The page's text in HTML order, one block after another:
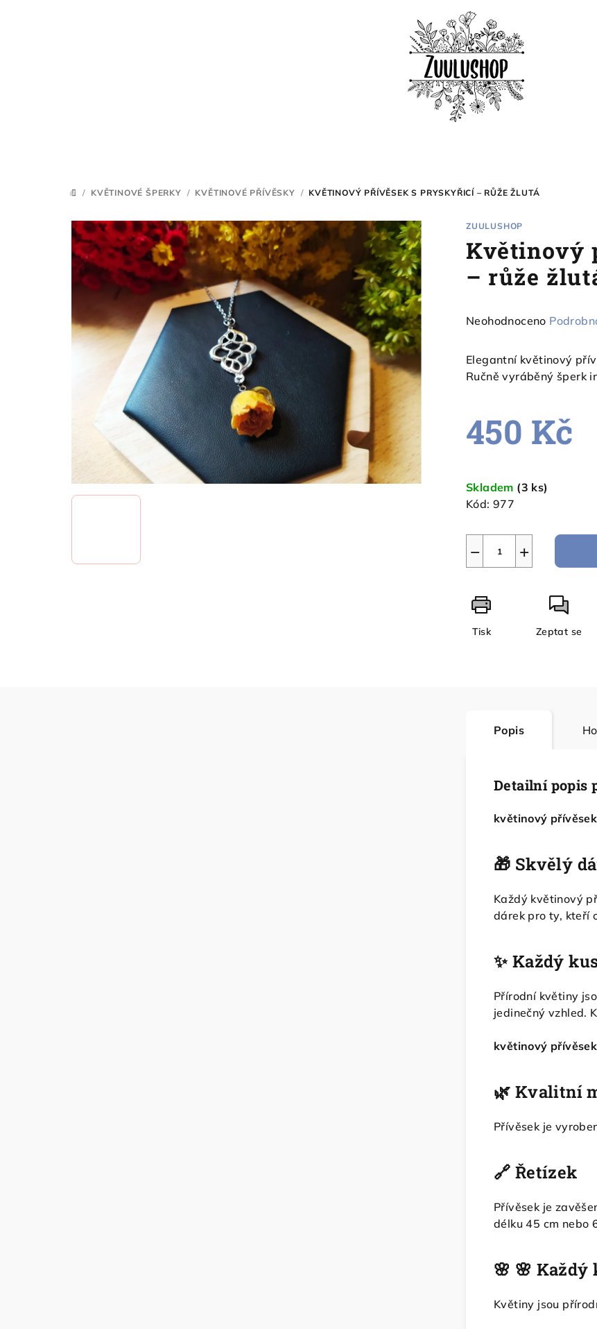
DOMŮ
/ KVĚTINOVÉ ŠPERKY / KVĚTINOVÉ PŘÍVĚSKY / KVĚTINOVÝ PŘÍVĚSEK S PRYSKYŘICÍ – RŮŽE ŽLUTÁ
ZUULUSHOP
Květinový
– růže
Průměrné
produktu
je
hvězdiček.
Neohodnoceno
Elegantní květinový
Ručně vyráběný šperk
450 Kč
cena:
Skladem (3 ks)
Kód: 977
+
−
Tisk Zeptat se
Popis
Detailní popis
květinový
🎁 Skvělý
Každý květinový
dárek pro ty, kteří
✨ Každý
Přírodní květiny
jedinečný vzhled.
květinový
🌿 Kvalitní
Přívěsek je
🔗 Řetízek
Přívěsek je
délku 45 cm nebo
🌸 🌸
Květiny jsou